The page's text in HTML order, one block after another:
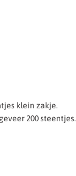
klein zakje.
200 steentjes.